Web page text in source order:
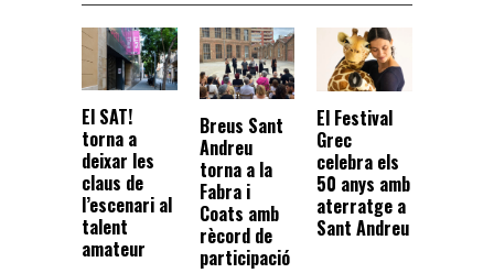
El SAT!
torna a
deixar les
claus de
l’escenari al
talent
amateur
Breus Sant
Andreu
torna a la
Fabra i
Coats amb
rècord de
participació
El Festival
Grec
celebra els
50 anys amb
aterratge a
Sant Andreu